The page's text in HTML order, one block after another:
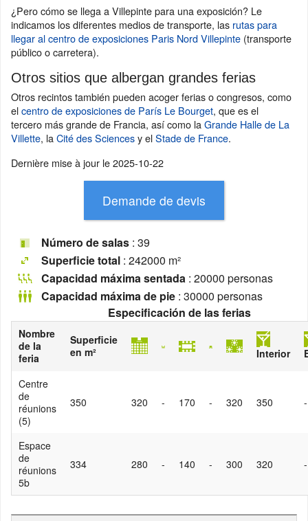
¿Pero cómo se llega a Villepinte para una exposición? Le
indicamos los diferentes medios de transporte, las rutas para
llegar al centro de exposiciones Paris Nord Villepinte (transporte
público o carretera).
Otros sitios que albergan grandes ferias
Otros recintos también pueden acoger ferias o congresos, como
elcentro de exposiciones de París Le Bourget, que es el
tercero más grande de Francia, así como laGrande Halle de La
Villette, laCité des Sciencesy elStade de France.
Dernière mise à jour le2025-10-22
Número de salas : 39
Superficie total : 242000 m²
Capacidad máxima sentada : 20000 personas
Capacidad máxima de pie : 30000 personas
Especificación de las ferias
Nombre
de la
feria
Superficie
en m²
Interior
Centre
de
réunions
(5)
350 320 - 170 - 320 350 -
Espace
de
réunions
5b
334 280 - 140 - 300 320 -